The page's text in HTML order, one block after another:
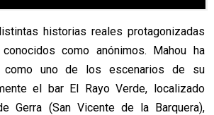
historias reales protagonizadas
como anónimos. Mahou ha
como uno de los escenarios de su
el bar El Rayo Verde, localizado
Gerra (San Vicente de la Barquera),